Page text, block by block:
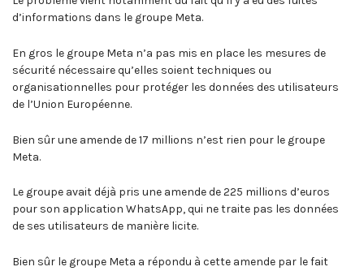
d’informations dans le groupe Meta.
En gros le groupe Meta n’a pas mis en place les mesures de
sécurité nécessaire qu’elles soient techniques ou
organisationnelles pour protéger les données des utilisateurs
de l’Union Européenne.
Bien sûr une amende de 17 millions n’est rien pour le groupe
Meta.
Le groupe avait déjà pris une amende de 225 millions d’euros
pour son application WhatsApp, qui ne traite pas les données
de ses utilisateurs de manière licite.
Bien sûr le groupe Meta a répondu à cette amende par le fait